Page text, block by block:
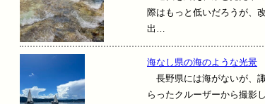
際はもっと低いだろうが、
出…
海なし県の海のような光景
長野県には海がないが、
らったクルーザーから撮影